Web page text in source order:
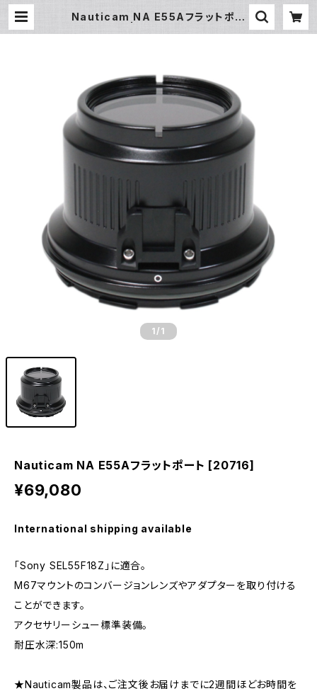
Nauticam NA E55Aフラットポー
1 /1
Nauticam NA E55Aフラットポート [20716]
¥69,080
International shipping available
「Sony SEL55F18Z」に適合。
M67マウントのコンバージョンレンズやアダプターを取り付ける
ことができます。
アクセサリーシュー標準装備。
耐圧水深:150m
★Nauticam製品は、ご注文後お届けまでに2週間ほどお時間を